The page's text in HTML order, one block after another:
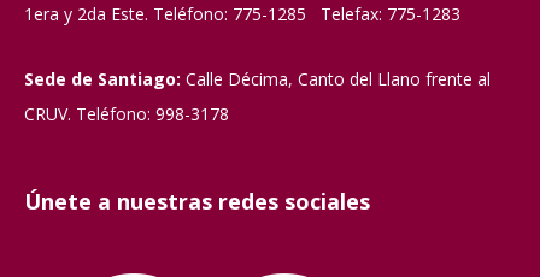
1era y 2da Este. Teléfono: 775-1285 Telefax: 775-1283
Sede de Santiago: Calle Décima, Canto del Llano frente al
CRUV. Teléfono: 998-3178
Únete a nuestras redes sociales